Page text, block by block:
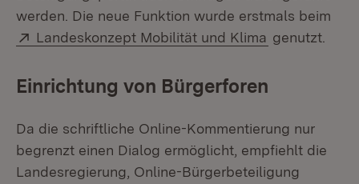
werden. Die neue Funktion wurde erstmals beim
Extern:
Landeskonzept Mobilität und Klima (Öffnet in
genutzt.
Einrichtung von Bürgerforen
Da die schriftliche Online-Kommentierung nur
begrenzt einen Dialog ermöglicht, empfiehlt die
Landesregierung, Online-Bürgerbeteiligung